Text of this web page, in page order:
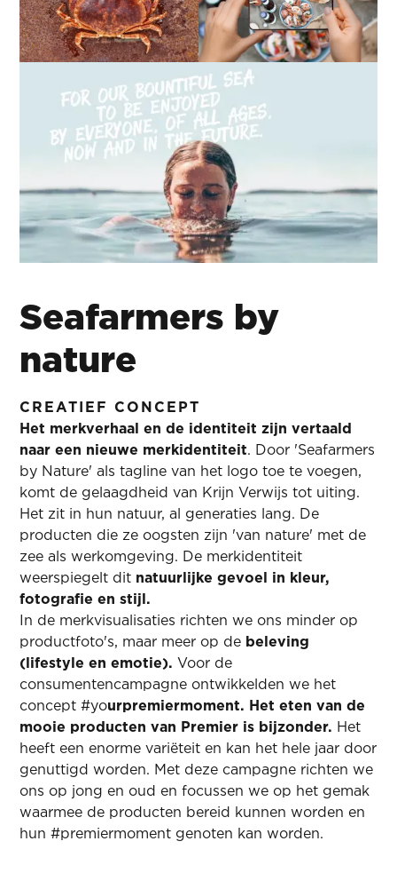
Seafarmers by
nature
CREATIEF CONCEPT
Het merkverhaal en de identiteit zijn vertaald
naar een nieuwe merkidentiteit. Door 'Seafarmers
by Nature' als tagline van het logo toe te voegen,
komt de gelaagdheid van Krijn Verwijs tot uiting.
Het zit in hun natuur, al generaties lang. De
producten die ze oogsten zijn 'van nature' met de
zee als werkomgeving. De merkidentiteit
weerspiegelt dit natuurlijke gevoel in kleur,
fotografie en stijl.
In de merkvisualisaties richten we ons minder op
productfoto's, maar meer op de beleving
(lifestyle en emotie). Voor de
consumentencampagne ontwikkelden we het
concept #yourpremiermoment. Het eten van de
mooie producten van Premier is bijzonder. Het
heeft een enorme variëteit en kan het hele jaar door
genuttigd worden. Met deze campagne richten we
ons op jong en oud en focussen we op het gemak
waarmee de producten bereid kunnen worden en
hun #premiermoment genoten kan worden.